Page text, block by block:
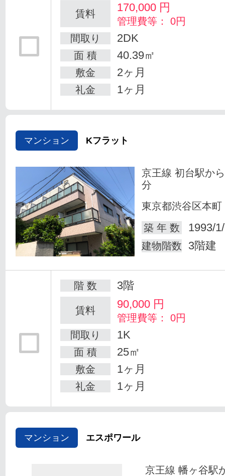
賃料 170,000 円
管理費等： 0円
間取り
2DK
面 積 40.39㎡
敷金 2ヶ月
礼金 1ヶ月
マンション Kフラット
京王線 初台駅か
分
東京都渋谷区本町
築 年 数
1993/
建物階数 3階建
階 数 3階
賃料 90,000 円
管理費等： 0円
間取り
1K
面 積 25㎡
敷金 1ヶ月
礼金 1ヶ月
マンション エスポワール
京王線 幡ヶ谷駅